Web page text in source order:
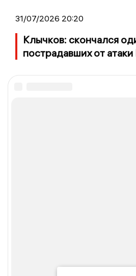
31/07/2026 20:20
Клычков: скончался
пострадавших от